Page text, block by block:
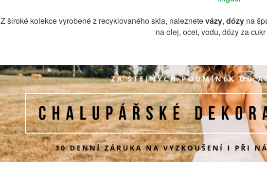
Z široké kolekce vyrobené z recyklovaného skla, naleznetevázy, dózyna
na olej, ocet, vodu, dózy za